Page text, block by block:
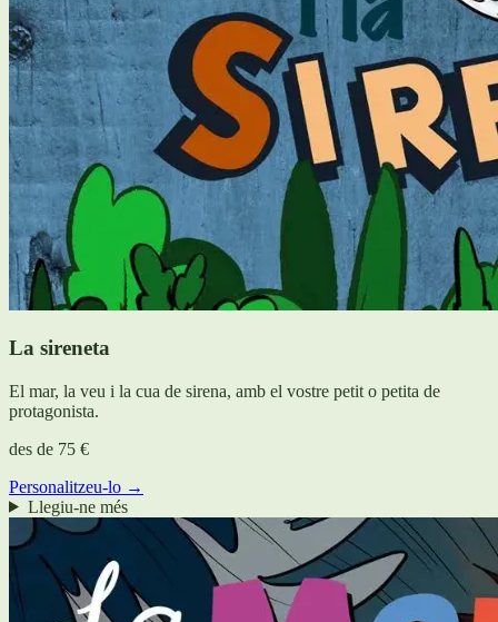
La sireneta
El mar, la veu i la cua de sirena, amb el vostre petit o petita de
protagonista.
des de 75 €
Personalitzeu-lo →
Llegiu-ne més